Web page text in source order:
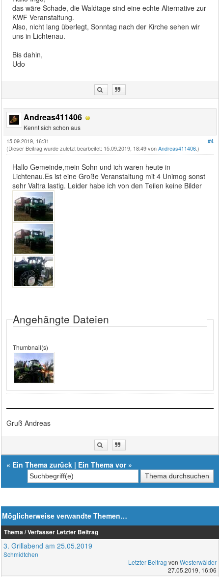
das wäre Schade, die Waldtage sind eine echte Alternative zur
KWF Veranstaltung.
Also, nicht lang überlegt, Sonntag nach der Kirche sehen wir
uns in Lichtenau.
Bis dahin,
Udo
Andreas411406
Kennt sich schon aus
#4
15.09.2019, 16:31
(Dieser Beitrag wurde zuletzt bearbeitet: 15.09.2019, 18:49 vonAndreas411406.)
Hallo Gemeinde,mein Sohn und ich waren heute in
Lichtenau.Es ist eine Große Veranstaltung mit 4 Unimog sonst
sehr Valtra lastig. Leider habe ich von den Teilen keine Bilder
Angehängte Dateien
Thumbnail(s)
Gruß Andreas
« Ein Thema zurück | Ein Thema vor»
Möglicherweise verwandte Themen…
Thema / Verfasser Letzter Beitrag
3. Grillabend am 25.05.2019
Schmidtchen
Letzter Beitrag von Westerwälder
27.05.2019, 16:06